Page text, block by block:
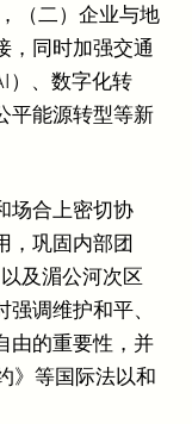
（二）企业与地
，同时加强交通
）、数字化转
平能源转型等新
场合上密切协
，巩固内部团
及湄公河次区
调维护和平、
由的重要性，并
》等国际法以和